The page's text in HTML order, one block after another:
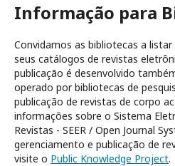
Informação para
Convidamos as bibliotecas a
seus catálogos de revistas
publicação é desenvolvido
operado por bibliotecas de
publicação de revistas de corpo
informações sobre o Sistema
Revistas - SEER / Open Journal
gerenciamento e publicação de
visite o Public Knowledge Project.